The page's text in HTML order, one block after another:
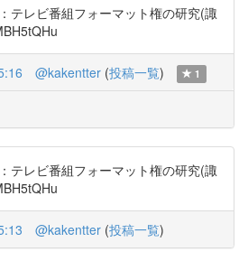
テレビ番組フォーマット権の研究(諏
@kakentter (投稿一覧) 1
テレビ番組フォーマット権の研究(諏
@kakentter (投稿一覧)